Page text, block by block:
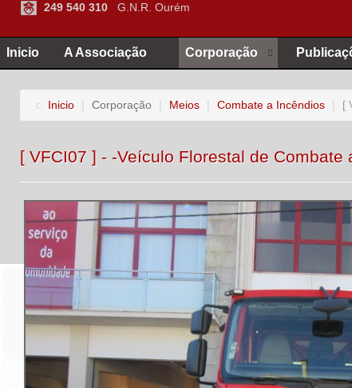
249 540 310 G.N.R. Ourém
Inicio A Associação Corporação
Inicio | Corporação | Meios | Combate a Incêndios | [
[ VFCI07 ] - -Veículo Florestal de Combate